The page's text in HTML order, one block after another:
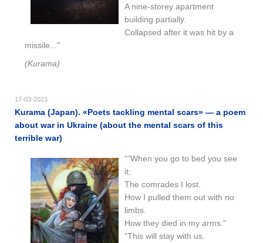
A nine-storey apartment
building partially.
Collapsed after it was hit by a
missile..."
(Kurama)
17-03-2023
Kurama (Japan). «Poets tackling mental scars» — a poem
about war in Ukraine (about the mental scars of this
terrible war)
““When you go to bed you see
it;
The comrades I lost.
How I pulled them out with no
limbs.
How they died in my arms.”
“This will stay with us.